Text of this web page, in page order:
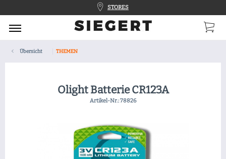
STORES
Übersicht THEMEN
Olight Batterie CR123A
Artikel-Nr.:78826